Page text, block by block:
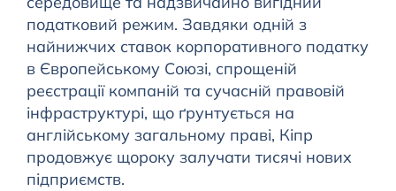
податковий режим. Завдяки одній з
найнижчих ставок корпоративного податку
в Європейському Союзі, спрощеній
реєстрації компаній та сучасній правовій
інфраструктурі, що ґрунтується на
англійському загальному праві, Кіпр
продовжує щороку залучати тисячі нових
підприємств.